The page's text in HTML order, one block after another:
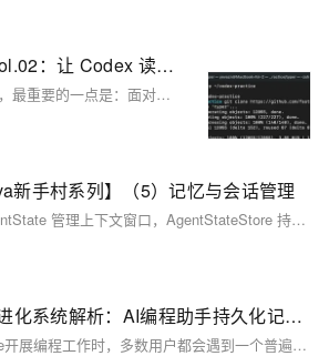
Codex 实践系列 Vol.02：让 Codex 读懂开源项目 Typer
这次用 Codex 读 Typer，最重要的一点是：面对一个新项目，第一步先别急着让它写代码。比较稳妥的做法，是先让 Codex 读目录、找入口、解释核心文件，再沿着一个具体功能追下去，最后通过测试理解项目如何验证行为。
新手村系列】（5）记忆与会话管理
记忆与会话管理 — AgentState 管理上下文窗口，AgentStateStore 持久化，RuntimeContext.sessionId 隔离多用户会话。
Claude Code自我进化系统解析：AI编程助手持久化记忆与行为学习实现方案
在日常使用Claude Code开展编程工作时，多数用户都会遇到一个普遍痛点：每开启一次全新会话，AI都会清空此前的对话内容、项目认知与个人编码习惯。此前沟通的项目架构、反复确认的代码规范、调试总结的经验教训都需要重新讲解，不仅耗费大量时间，还会降低整体开发效率。针对这一问题，业内技术团队基于Claude Code原生能力，搭建了一套完整的持久化记忆与自我进化系统，让这款AI编程助手能够跨会话留存信息、自主学习用户行为规律，逐步适配个人与团队的开发模式。本文将完整拆解这套系统的整体架构、核心模块、技术实现、运行流程以及落地效果，同时讲解设计思路与优化细节，为AI编程工具的深度定制提供参考。